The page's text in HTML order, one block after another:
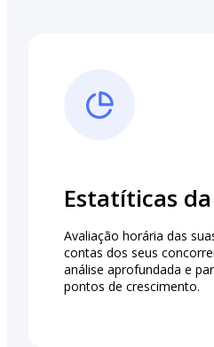
Estatíticas
Avaliação horária das
contas dos seus
análise aprofundada e
pontos de crescimento.